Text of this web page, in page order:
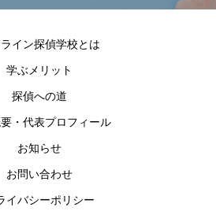
イン探偵学校とは
学ぶメリット
探偵への道
・代表プロフィール
お知らせ
お問い合わせ
イバシーポリシー